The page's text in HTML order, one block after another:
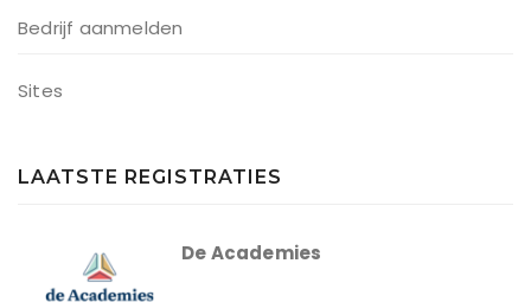
Bedrijf aanmelden
Sites
LAATSTE REGISTRATIES
De Academies